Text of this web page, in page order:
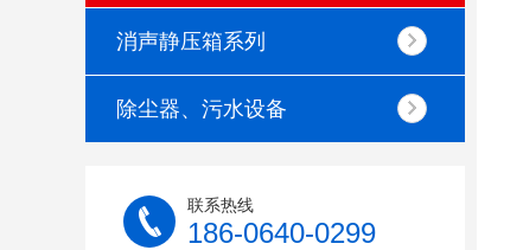
消声静压箱系列
除尘器、污水设备
联系热线
186-0640-0299